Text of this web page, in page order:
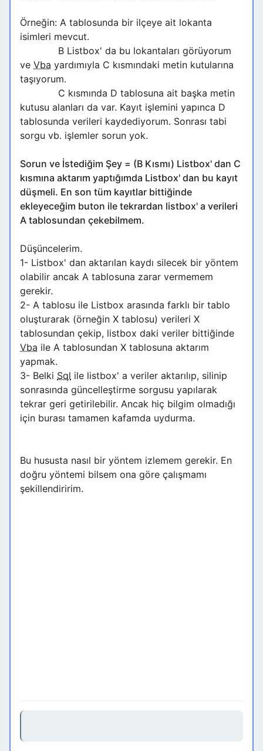
Örneğin: A tablosunda bir ilçeye ait lokanta
isimleri mevcut.
B Listbox' da bu lokantaları görüyorum
ve Vba yardımıyla C kısmındaki metin kutularına
taşıyorum.
C kısmında D tablosuna ait başka metin
kutusu alanları da var. Kayıt işlemini yapınca D
tablosunda verileri kaydediyorum. Sonrası tabi
sorgu vb. işlemler sorun yok.
Sorun ve İstediğim Şey = (B Kısmı) Listbox' dan C
kısmına aktarım yaptığımda Listbox' dan bu kayıt
düşmeli. En son tüm kayıtlar bittiğinde
ekleyeceğim buton ile tekrardan listbox' a verileri
A tablosundan çekebilmem.
Düşüncelerim.
1- Listbox' dan aktarılan kaydı silecek bir yöntem
olabilir ancak A tablosuna zarar vermemem
gerekir.
2- A tablosu ile Listbox arasında farklı bir tablo
oluşturarak (örneğin X tablosu) verileri X
tablosundan çekip, listbox daki veriler bittiğinde
Vba ile A tablosundan X tablosuna aktarım
yapmak.
3- Belki Sql ile listbox' a veriler aktarılıp, silinip
sonrasında güncelleştirme sorgusu yapılarak
tekrar geri getirilebilir. Ancak hiç bilgim olmadığı
için burası tamamen kafamda uydurma.
Bu hususta nasıl bir yöntem izlemem gerekir. En
doğru yöntemi bilsem ona göre çalışmamı
şekillendiririm.